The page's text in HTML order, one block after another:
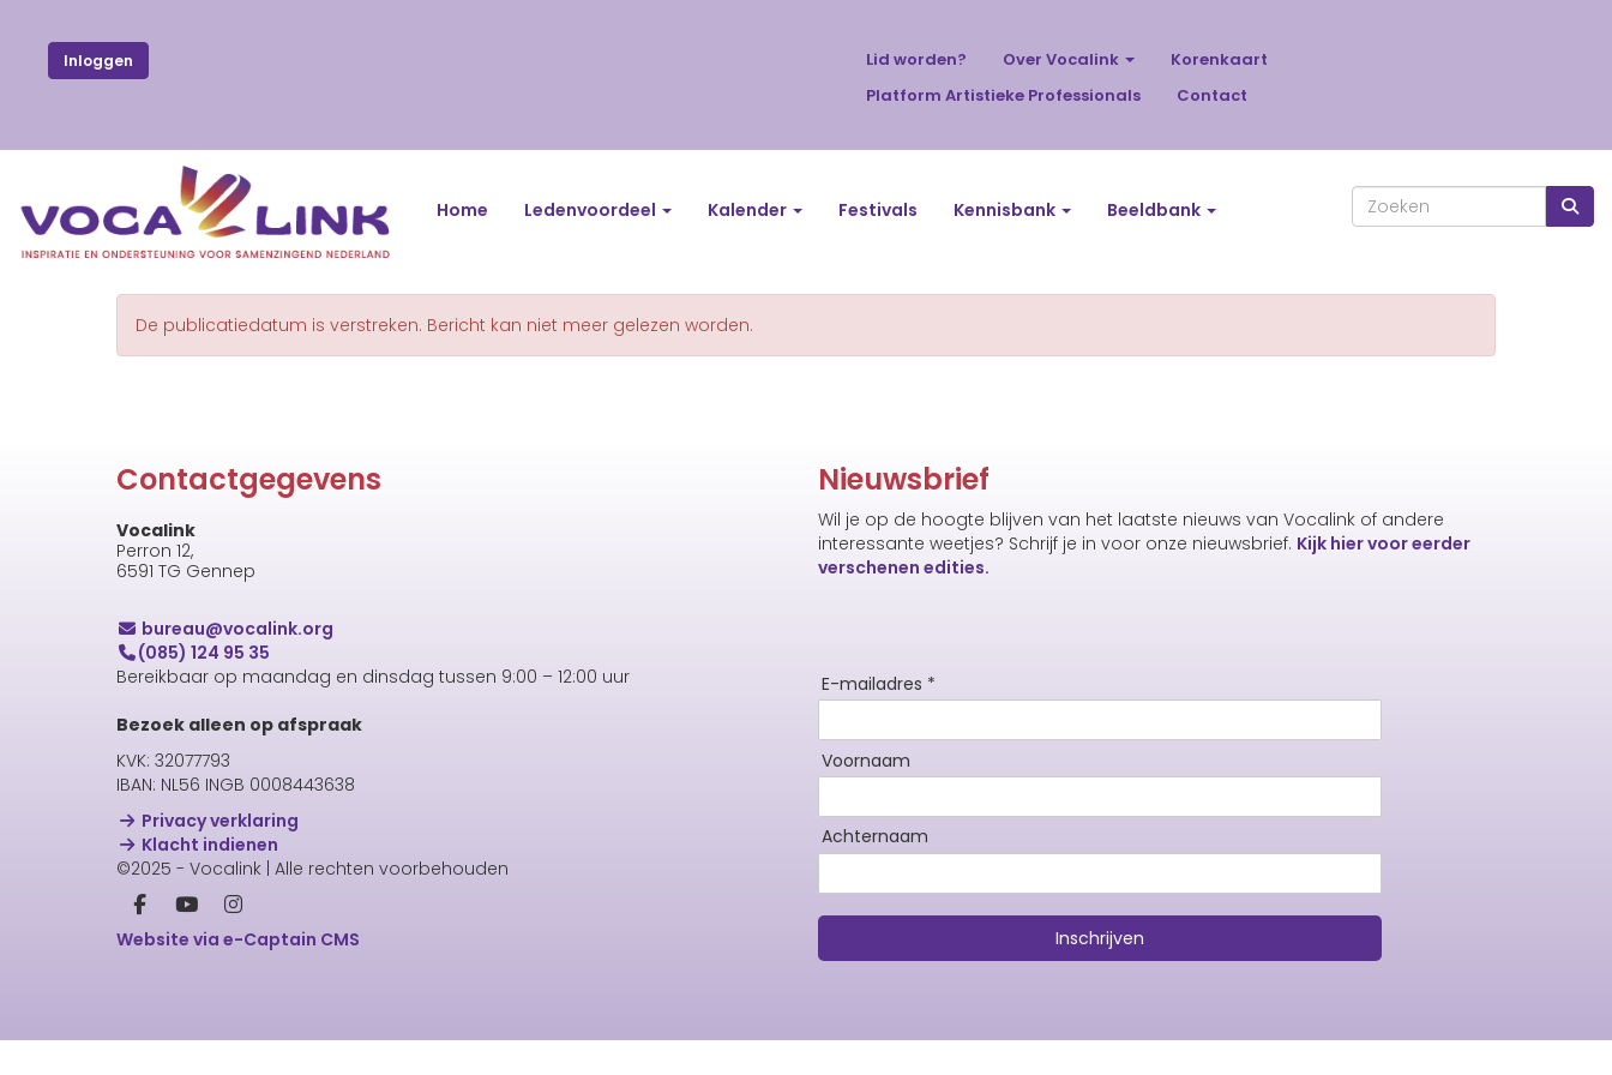
Inloggen Lid worden? Over Vocalink
Korenkaart
Platform Artistieke Professionals
Contact
Home Ledenvoordeel Kalender Festivals Kennisbank Beeldbank
De publicatiedatum is verstreken. Bericht kan niet meer gelezen worden.
Contactgegevens
Vocalink
Perron 12,
6591 TG Gennep
uaerub@vocalink.org
(085) 124 95 35
Bereikbaar op maandag en dinsdag tussen 9:00 – 12:00 uur
Bezoek alleen op afspraak
KVK: 32077793
IBAN: NL56 INGB 0008443638
Privacy verklaring
Klacht indienen
©2025 - Vocalink | Alle rechten voorbehouden
Website via e-Captain CMS
Nieuwsbrief
Wil je op de hoogte blijven van het laatste nieuws van Vocalink of andere
interessante weetjes? Schrijf je in voor onze nieuwsbrief. Kijk hier voor eerder
verschenen edities.
E-mailadres *
Voornaam
Achternaam
Inschrijven